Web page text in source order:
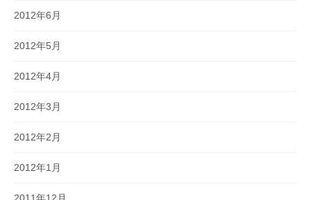
2012年6月
2012年5月
2012年4月
2012年3月
2012年2月
2012年1月
2011年12月